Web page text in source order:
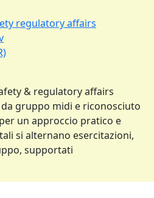
regulatory affairs
& regulatory affairs
gruppo midi e riconosciuto
un approccio pratico e
si alternano esercitazioni,
supportati